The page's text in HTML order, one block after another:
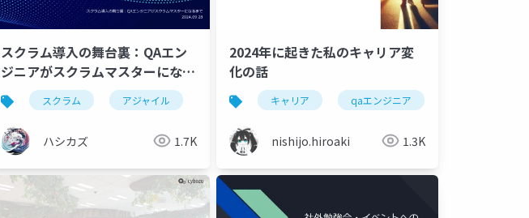
運営 イベント qa
スクラム導入の舞台裏：QAエン
ジニアがスクラムマスターになる
まで
スクラム アジャイル qaエンジニア ソフトウェアテスト
ハシカズ 1.7K
2024年に起きた私のキャリア変
化の話
キャリア qaエンジニア
nishijo.hiroaki 1.3K